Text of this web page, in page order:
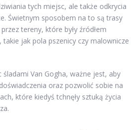
tych miejsc, ale także odkrycia
Świetnym sposobem na to są trasy
tereny, które były źródłem
takie jak pola pszenicy czy malownicze
Van Gogha, ważne jest, aby
oraz pozwolić sobie na
które kiedyś tchnęły sztuką życia